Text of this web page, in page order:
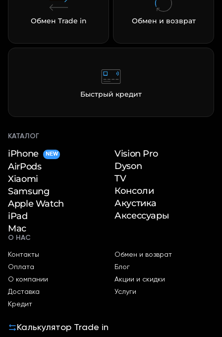
Обмен Trade in Обмен и возврат
Быстрый кредит
КАТАЛОГ
iPhone NEW
AirPods
Xiaomi
Samsung
Apple Watch
iPad
Mac
Vision Pro
Dyson
TV
Консоли
Акустика
Аксессуары
О НАС
Контакты
Оплата
О компании
Доставка
Кредит
Обмен и возврат
Блог
Акции и скидки
Услуги
Калькулятор Trade in